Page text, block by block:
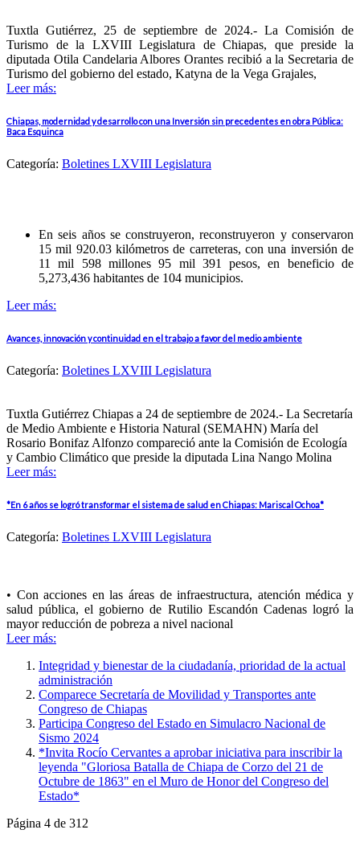
Tuxtla Gutiérrez, 25 de septiembre de 2024.- La Comisión de
Turismo de la LXVIII Legislatura de Chiapas, que preside la
diputada Otila Candelaria Albores Orantes recibió a la Secretaria de
Turismo del gobierno del estado, Katyna de la Vega Grajales,
Leer más:
Chiapas, modernidad y desarrollo con una Inversión sin precedentes en obra Pública:
Baca Esquinca
Categoría: Boletines LXVIII Legislatura
En seis años se construyeron, reconstruyeron y conservaron
15 mil 920.03 kilómetros de carreteras, con una inversión de
11 mil 598 millones 95 mil 391 pesos, en beneficio de
5,273,436 habitantes de 104 municipios.
Leer más:
Avances, innovación y continuidad en el trabajo a favor del medio ambiente
Categoría: Boletines LXVIII Legislatura
Tuxtla Gutiérrez Chiapas a 24 de septiembre de 2024.- La Secretaría
de Medio Ambiente e Historia Natural (SEMAHN) María del
Rosario Bonifaz Alfonzo compareció ante la Comisión de Ecología
y Cambio Climático que preside la diputada Lina Nango Molina
Leer más:
*En 6 años se logró transformar el sistema de salud en Chiapas: Mariscal Ochoa*
Categoría: Boletines LXVIII Legislatura
• Con acciones en las áreas de infraestructura, atención médica y
salud pública, el gobierno de Rutilio Escandón Cadenas logró la
mayor reducción de pobreza a nivel nacional
Leer más:
Integridad y bienestar de la ciudadanía, prioridad de la actual
administración
Comparece Secretaría de Movilidad y Transportes ante
Congreso de Chiapas
Participa Congreso del Estado en Simulacro Nacional de
Sismo 2024
*Invita Rocío Cervantes a aprobar iniciativa para inscribir la
leyenda "Gloriosa Batalla de Chiapa de Corzo del 21 de
Octubre de 1863" en el Muro de Honor del Congreso del
Estado*
Página 4 de 312